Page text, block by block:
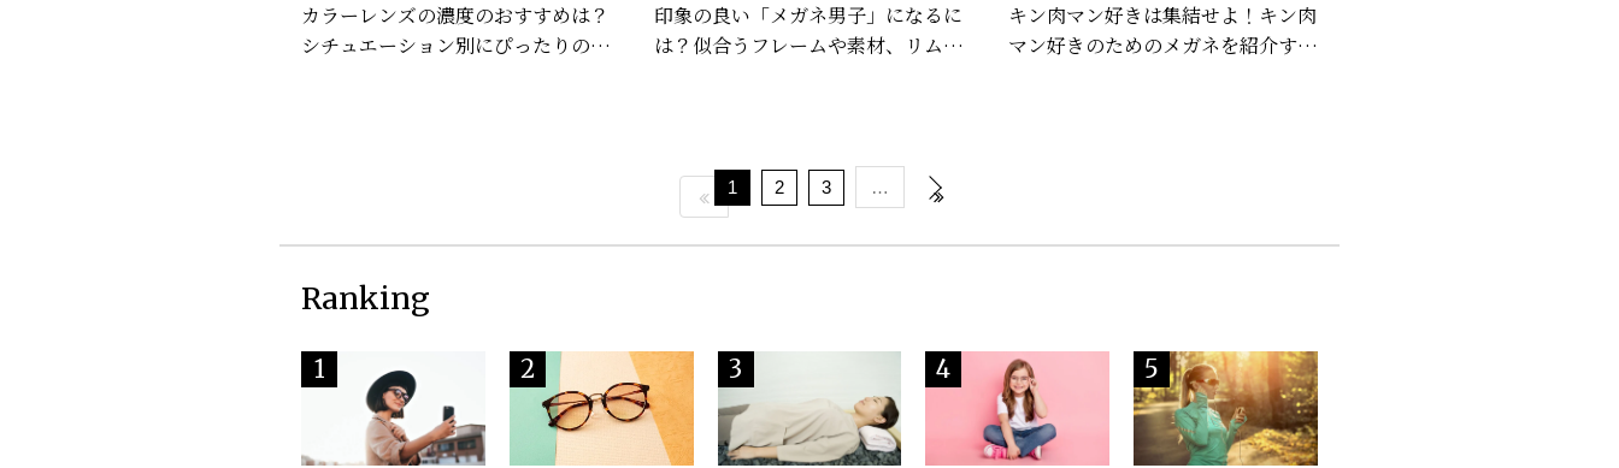
カラーレンズの濃度のおすすめは？
シチュエーション別にぴったりのメ
印象の良い「メガネ男子」になるに
は？似合うフレームや素材、リムの
キン肉マン好きは集結せよ！キン肉
マン好きのためのメガネを紹介する
1 2 3 …
Ranking